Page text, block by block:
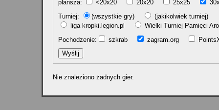
plansza:
<20x20 20x20 25x25
Turniej:
(wszystkie gry)
(jakikolwiek turniej)
liga kropki.legion.pl
Wielki Turniej Pamięci
Pochodzenie:
szkrab zagram.org
Nie znaleziono żadnych gier.